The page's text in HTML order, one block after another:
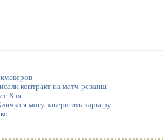
контракт на матч-реванш
Хэя
я могу завершить карьеру